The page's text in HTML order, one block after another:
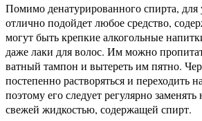
Помимо денатурированного спирта, для
отлично подойдет любое средство,
могут быть крепкие алкогольные
даже лаки для волос. Им можно
ватный тампон и вытереть им пятно.
постепенно растворяться и переходить
поэтому его следует регулярно
свежей жидкостью, содержащей спирт.